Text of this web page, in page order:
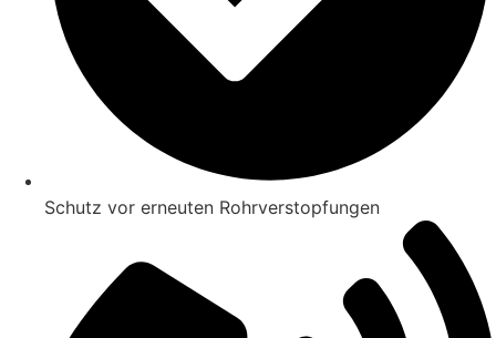
Schutz vor erneuten Rohrverstopfungen